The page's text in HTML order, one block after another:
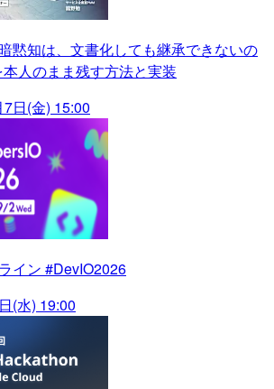
黙知は、文書化しても継承できないの
人のまま残す方法と実装
日(金) 15:00
イン #DevIO2026
(水) 19:00